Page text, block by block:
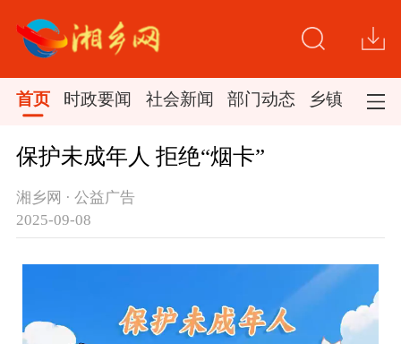
首页 时政要闻 社会新闻 部门动态 乡镇新闻
保护未成年人 拒绝“烟卡”
湘乡网 · 公益广告
2025-09-08